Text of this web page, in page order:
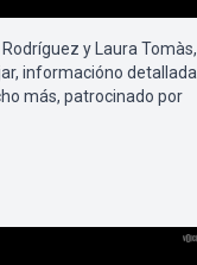
y Laura Tomàs,
informacióno detallada
más, patrocinado por